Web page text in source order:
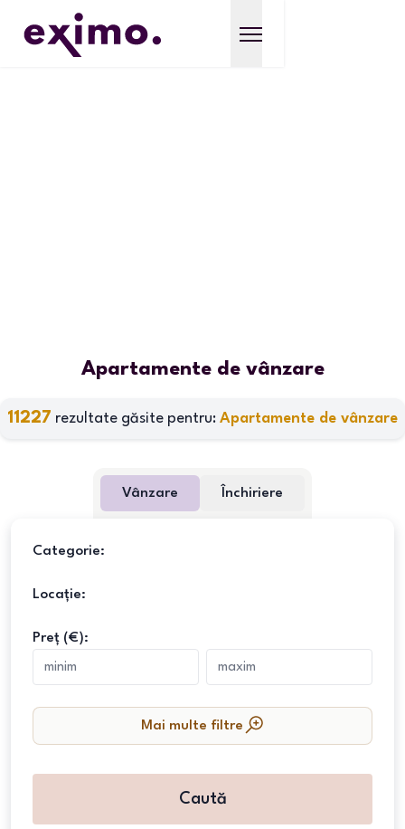
Apartamente de vânzare
11227 rezultate găsite pentru: Apartamente de vânzare
Vânzare Închiriere
Categorie:
Locație:
Preț (€):
Mai multe filtre
Caută